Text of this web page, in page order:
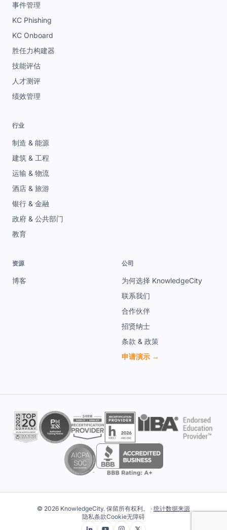
事件管理
KC Phishing
KC Onboard
胜任力构建器
技能评估
人才测评
绩效管理
行业
制造 & 能源
建筑 & 工程
运输 & 物流
酒店 & 旅游
银行 & 金融
政府 & 公共部门
教育
资源
博客
公司
为何选择 KnowledgeCity
联系我们
合作伙伴
招贤纳士
条款 & 政策
申请演示 →
© 2026 KnowledgeCity. 保留所有权利。 · 统计数据来源
隐私条款Cookie无障碍